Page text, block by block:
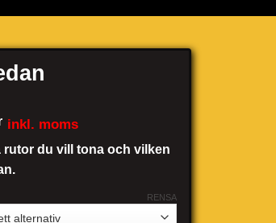
inkl. moms
rutor du vill tona och vilken
RENSA